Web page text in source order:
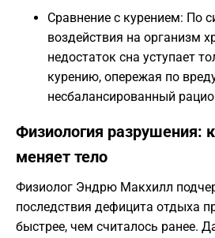
Сравнение с курением: По
воздействия на организм
недостаток сна уступает
курению, опережая по
несбалансированный
Физиология разрушения:
меняет тело
Физиолог Эндрю Макхилл
последствия дефицита отдыха
быстрее, чем считалось ранее.